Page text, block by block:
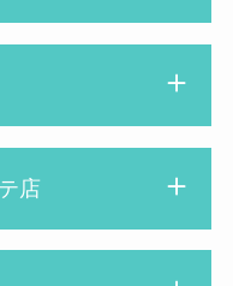
店